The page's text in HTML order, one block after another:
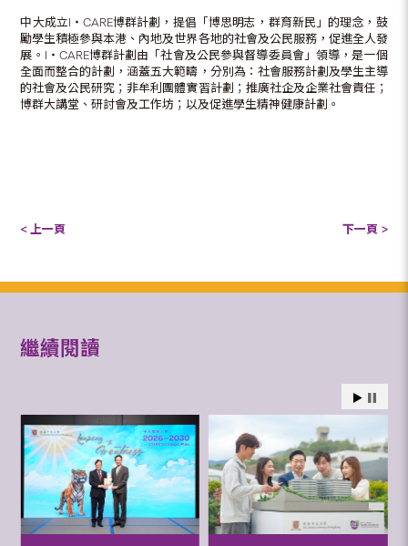
中大成立I‧CARE博群計劃，提倡「博思明志，群育新民」的理念，鼓
勵學生積極參與本港、內地及世界各地的社會及公民服務，促進全人發
展。I‧CARE博群計劃由「社會及公民參與督導委員會」領導，是一個
全面而整合的計劃，涵蓋五大範疇，分別為：社會服務計劃及學生主導
的社會及公民研究；非牟利團體實習計劃；推廣社企及企業社會責任；
博群大講堂、研討會及工作坊；以及促進學生精神健康計劃。
< 上一頁 下一頁 >
繼續閱讀